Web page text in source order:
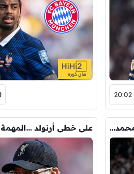
هل يصبح ماستانتونو نجم عالمي مثل محمد صلاح ؟